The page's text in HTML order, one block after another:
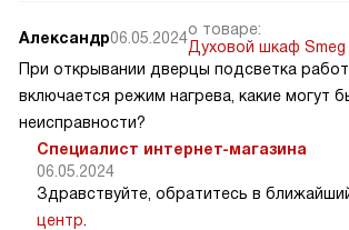
Александр06.05.2024о товаре:
Духовой шкаф Smeg
При открывании дверцы подсветка
включается режим нагрева, какие могут
неисправности?
Специалист интернет-магазина
06.05.2024
Здравствуйте, обратитесь в
центр